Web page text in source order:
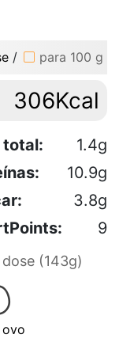
/ para 100 g
306Kcal
total:
1.4g
10.9g
3.8g
9
(143g)
ovo